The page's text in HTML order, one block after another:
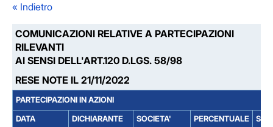
« Indietro
COMUNICAZIONI RELATIVE A PARTECIPAZIONI
RILEVANTI
AI SENSI DELL'ART.120 D.LGS. 58/98
RESE NOTE IL 21/11/2022
PARTECIPAZIONI IN AZIONI
DATA
DICHIARANTE
SOCIETA'
PERCENTUALE